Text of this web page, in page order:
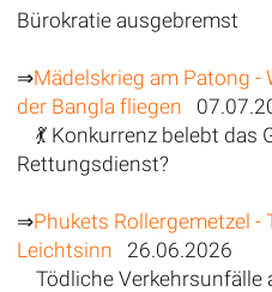
Bürokratie ausgebremst
⇒Mädelskrieg am Patong -
der Bangla fliegen
💃 Konkurrenz belebt das
Rettungsdienst?
⇒Phukets Rollergemetzel -
Leichtsinn 26.06.2026
Tödliche Verkehrsunfälle